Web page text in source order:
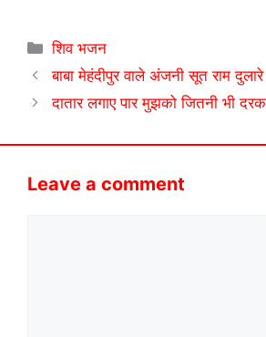
Categories
शिव भजन
बाबा मेहंदीपुर वाले अंजनी सूत राम
दातार लगाए पार मुझको जितनी भी
Leave a comment